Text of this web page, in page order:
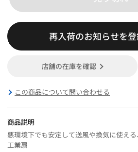
再入荷のお知らせを
店舗の在庫を確認
この商品について問い合わせる
商品説明
悪環境下でも安定して送風や換気に使え
工業扇